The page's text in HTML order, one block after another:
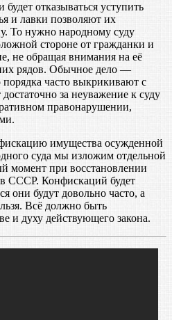
отказываться уступить
и лавки позволяют их
То нужно народному суду
стороне от гражданки и
не обращая внимания на её
рядов. Обычное дело —
часто выкрикивают с
за неуважение к суду
правонарушении,
имущества осужденной
суда мы изложим отдельной
момент при восстановлении
СССР. Конфискаций будет
они будут довольно часто, а
Всё должно быть
и духу действующего закона.